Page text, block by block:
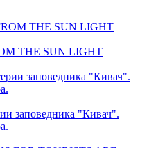
THE SUN LIGHT
заповедника "Кивач".